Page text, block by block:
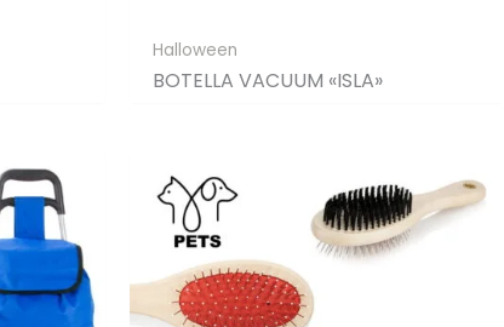
Halloween
BOTELLA VACUUM «ISLA»